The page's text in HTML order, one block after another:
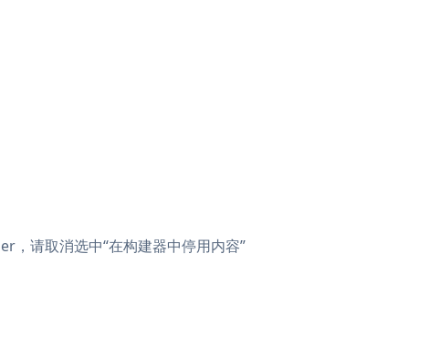
请取消选中“在构建器中停用内容”